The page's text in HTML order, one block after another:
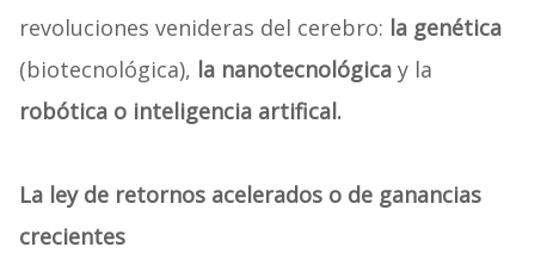
revoluciones venideras del cerebro: la genética
(biotecnológica), la nanotecnológicay la
robótica o inteligencia artifical.
La ley de retornos acelerados o de ganancias
crecientes